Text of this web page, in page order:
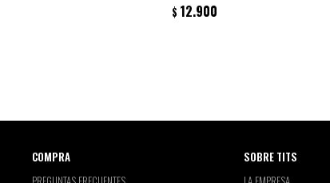
$ 12.900
SOBRE TITS
COMPRA